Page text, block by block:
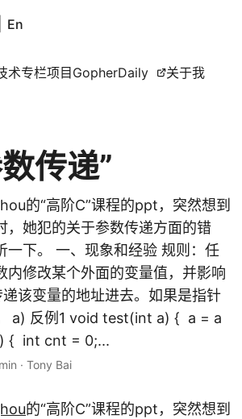
En
术专栏项目 GopherDaily 关于我
传递”
的“高阶C”课程的ppt，突然想到
，她犯的关于参数传递方面的错
一下。 一、现象和经验 规则：任
内修改某个外面的变量值，并影响
该变量的地址进去。如果是指针
a) 反例1 void test(int a) { a = a
{ int cnt = 0;...
· Tony Bai
的“高阶C”课程的ppt，突然想到